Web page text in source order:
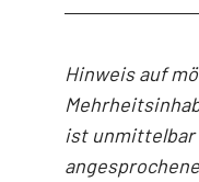
Hinweis auf
ist unmittelbar